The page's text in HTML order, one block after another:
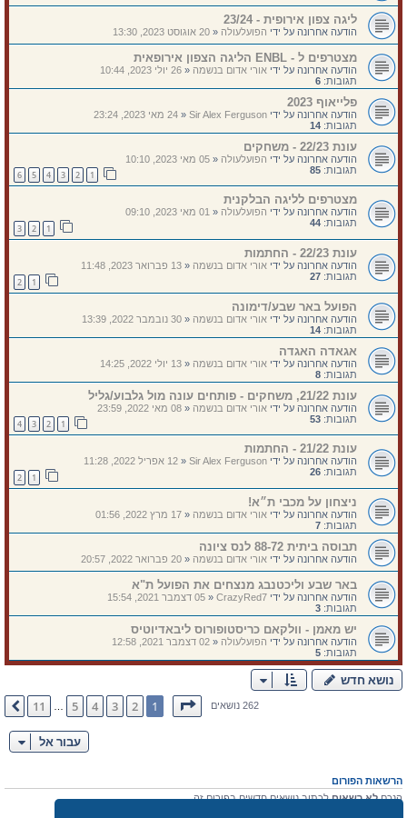
ליגה צפון אירופית - 23/24
הודעה אחרונה על ידי הפועלעולה«20 אוגוסט 2023, 13:30
מצטרפים ל - ENBL הליגה הצפון אירופאית
הודעה אחרונה על ידי אורי אדום בנשמה«26 יולי 2023, 10:44
תגובות: 6
פלייאוף 2023
הודעה אחרונה על ידי Sir Alex Ferguson
«24 מאי 2023, 23:24
תגובות: 14
עונת 22/23 - משחקים
הודעה אחרונה על ידי הפועלעולה«05 מאי 2023, 10:10
תגובות: 85
2
3
4
5
6
מצטרפים לליגה הבלקנית
הודעה אחרונה על ידי הפועלעולה«01 מאי 2023, 09:10
תגובות: 44
2
3
עונת 22/23 - החתמות
הודעה אחרונה על ידי אורי אדום בנשמה«13 פברואר 2023, 11:48
תגובות: 27
2
הפועל באר שבע/דימונה
הודעה אחרונה על ידי אורי אדום בנשמה«30 נובמבר 2022, 13:39
תגובות: 14
אגאדה האגדה
הודעה אחרונה על ידי אורי אדום בנשמה«13 יולי 2022, 14:25
תגובות: 8
עונת 21/22, משחקים - פותחים עונה מול גלבוע/גליל
הודעה אחרונה על ידי אורי אדום בנשמה«08 מאי 2022, 23:59
תגובות: 53
2
3
4
עונת 21/22 - החתמות
הודעה אחרונה על ידי Sir Alex Ferguson
«12 אפריל 2022, 11:28
תגובות: 26
2
ניצחון על מכבי ת״א!
הודעה אחרונה על ידי אורי אדום בנשמה«17 מרץ 2022, 01:56
תגובות: 7
תבוסה ביתית 88-72 לנס ציונה
הודעה אחרונה על ידי אורי אדום בנשמה«20 פברואר 2022, 20:57
באר שבע וליכטנבג מנצחים את הפועל ת"א
הודעה אחרונה על ידי CrazyRed7
«05 דצמבר 2021, 15:54
תגובות: 3
יש מאמן - וולקאם כריסטופורוס ליבאדיוטיס
הודעה אחרונה על ידי הפועלעולה«02 דצמבר 2021, 12:58
תגובות: 5
נושא חדש
262 נושאיםדף1מתוך11
1
2
3
4
5
11 הבא
עבור אל
הרשאות הפורום
הנכםלא רשאיםלכתוב נושאים חדשים בפורום זה